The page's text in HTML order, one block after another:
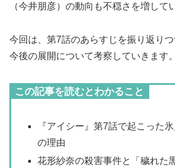
（今井朋彦）の動向も不穏さを増して
今回は、第7話のあらすじを振り返り
今後の展開について考察していきます。
この記事を読むとわかること
『アイシー』第7話で起こった
の理由
花形紗奈の殺害事件と「穢れた